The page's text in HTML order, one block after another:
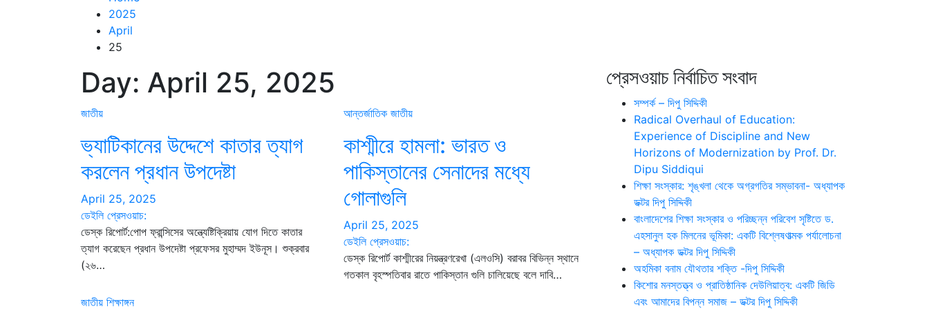
2025
April
25
Day: April 25, 2025
জাতীয়
ভ্যাটিকানের উদ্দেশে কাতার ত্যাগ
করলেন প্রধান উপদেষ্টা
April 25, 2025
ডেইলি প্রেসওয়াচ:
ডেস্ক রিপোর্ট:পোপ ফ্রান্সিসের অন্ত্যেষ্টিক্রিয়ায় যোগ দিতে কাতার
ত্যাগ করেছেন প্রধান উপদেষ্টা প্রফেসর মুহাম্মদ ইউনূস। শুক্রবার
(২৬…
আন্তর্জাতিক জাতীয়
কাশ্মীরে হামলা: ভারত ও
পাকিস্তানের সেনাদের মধ্যে
গোলাগুলি
April 25, 2025
ডেইলি প্রেসওয়াচ:
ডেস্ক রিপোর্ট কাশ্মীরের নিয়ন্ত্রণরেখা (এলওসি) বরাবর বিভিন্ন স্থানে
গতকাল বৃহস্পতিবার রাতে পাকিস্তান গুলি চালিয়েছে বলে দাবি…
জাতীয় শিক্ষাঙ্গন
প্রেসওয়াচ নির্বাচিত সংবাদ
সম্পর্ক – দিপু সিদ্দিকী
Radical Overhaul of Education:
Experience of Discipline and New
Horizons of Modernization by Prof. Dr.
Dipu Siddiqui
শিক্ষা সংস্কার: শৃঙ্খলা থেকে অগ্রগতির সম্ভাবনা- অধ্যাপক
ডক্টর দিপু সিদ্দিকী
বাংলাদেশের শিক্ষা সংস্কার ও পরিচ্ছন্ন পরিবেশ সৃষ্টিতে ড.
এহসানুল হক মিলনের ভূমিকা: একটি বিশ্লেষণাত্মক পর্যালোচনা
– অধ্যাপক ডক্টর দিপু সিদ্দিকী
অহমিকা বনাম যৌথতার শক্তি -দিপু সিদ্দিকী
কিশোর মনস্তত্ত্ব ও প্রাতিষ্ঠানিক দেউলিয়াত্ব: একটি জিডি
এবং আমাদের বিপন্ন সমাজ – ডক্টর দিপু সিদ্দিকী